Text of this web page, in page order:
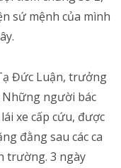
sứ mệnh của mình
Đức Luận, trưởng
Những người bác
xe cấp cứu, được
đằng sau các ca
trường. 3 ngày